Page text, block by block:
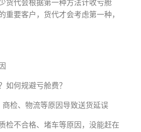
货代会根据第一种方法计收亏舱
重要客户，货代才会考虑第一种，
如何规避亏舱费？
检、物流等原因导致送货延误
检不合格、堵车等原因，没能赶在